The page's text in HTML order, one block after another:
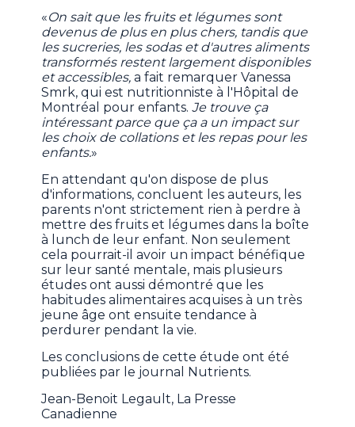
«On sait que les fruits et légumes sont
devenus de plus en plus chers, tandis que
les sucreries, les sodas et d'autres aliments
transformés restent largement disponibles
et accessibles,a fait remarquer Vanessa
Smrk, qui est nutritionniste à l'Hôpital de
Montréal pour enfants. Je trouve ça
intéressant parce que ça a un impact sur
les choix de collations et les repas pour les
enfants.»
En attendant qu'on dispose de plus
d'informations, concluent les auteurs, les
parents n'ont strictement rien à perdre à
mettre des fruits et légumes dans la boîte
à lunch de leur enfant. Non seulement
cela pourrait-il avoir un impact bénéfique
sur leur santé mentale, mais plusieurs
études ont aussi démontré que les
habitudes alimentaires acquises à un très
jeune âge ont ensuite tendance à
perdurer pendant la vie.
Les conclusions de cette étude ont été
publiées par le journal Nutrients.
Jean-Benoit Legault, La Presse
Canadienne